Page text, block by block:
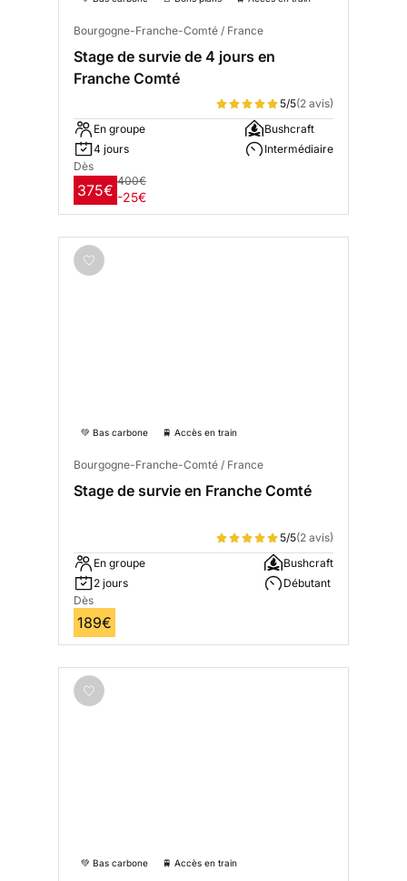
Bourgogne-Franche-Comté / France
Stage de survie de 4 jours en
Franche Comté
5/5(2 avis)
En groupe
4 jours
Bushcraft
Intermédiaire
Dès
375€
400€
-25€
💚 Bas carbone 🚆 Accès en train
Bourgogne-Franche-Comté / France
Stage de survie en Franche Comté
5/5(2 avis)
En groupe
2 jours
Bushcraft
Débutant
Dès
189€
💚 Bas carbone 🚆 Accès en train